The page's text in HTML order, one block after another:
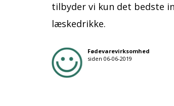
tilbyder vi kun det bedste
læskedrikke.
Fødevarevirksomhed
siden 06-06-2019